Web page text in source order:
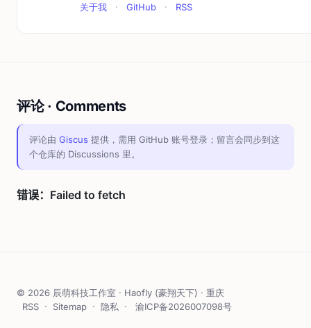
关于我 · GitHub · RSS
评论 · Comments
评论由 Giscus 提供，需用 GitHub 账号登录；留言会同步到这
个仓库的 Discussions 里。
© 2026 辰萌科技工作室 · Haofly (豪翔天下) · 重庆
RSS · Sitemap · 隐私 · 渝ICP备2026007098号